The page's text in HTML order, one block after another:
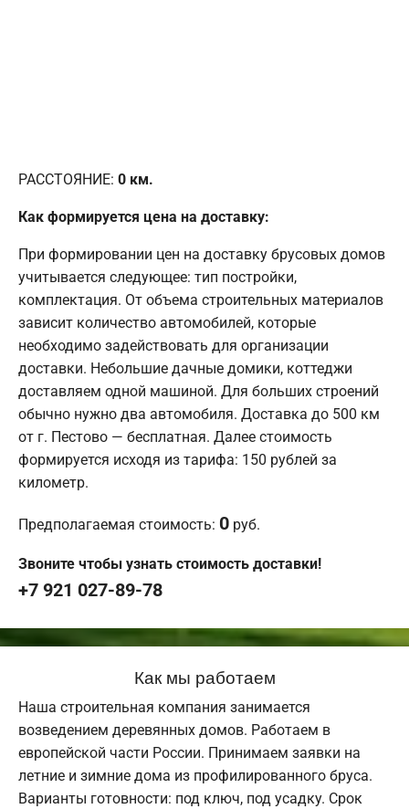
РАССТОЯНИЕ: 0 км.
Как формируется цена на доставку:
При формировании цен на доставку брусовых домов
учитывается следующее: тип постройки,
комплектация. От объема строительных материалов
зависит количество автомобилей, которые
необходимо задействовать для организации
доставки. Небольшие дачные домики, коттеджи
доставляем одной машиной. Для больших строений
обычно нужно два автомобиля. Доставка до 500 км
от г. Пестово — бесплатная. Далее стоимость
формируется исходя из тарифа: 150 рублей за
километр.
Предполагаемая стоимость: 0 руб.
Звоните чтобы узнать стоимость доставки!
+7 921 027-89-78
Как мы работаем
Наша строительная компания занимается
возведением деревянных домов. Работаем в
европейской части России. Принимаем заявки на
летние и зимние дома из профилированного бруса.
Варианты готовности: под ключ, под усадку. Срок